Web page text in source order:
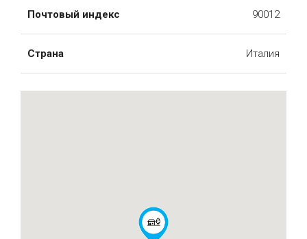
Почтовый индекс 90012
Страна Италия